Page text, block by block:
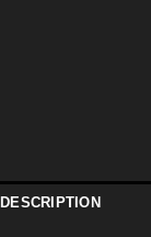
DESCRIPTION